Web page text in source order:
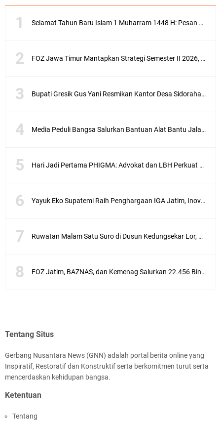
Selamat Tahun Baru Islam 1 Muharram 1448 H: Pesan Hijrah Drs. H. Husnul Aqib, M.M. untuk Negeri
FOZ Jawa Timur Mantapkan Strategi Semester II 2026, Fokus pada Penguatan SDM Amil dan Kolaborasi BerdampakNarasi
Bupati Gresik Gus Yani Resmikan Kantor Desa Sidoraharjo: Simbol Komitmen Pelayanan Publik dan Kepedulian Sosial
Media Peduli Bangsa Salurkan Bantuan Alat Bantu Jalan untuk Lansia
Hari Jadi Pertama PHIGMA: Advokat dan LBH Perkuat Soliditas di Jakarta
Yayuk Eko Supatemi Raih Penghargaan IGA Jatim, Inovasi Wayang Kulit untuk Anak Berkebutuhan Khusus
Ruwatan Malam Satu Suro di Dusun Kedungsekar Lor, Tradisi Luhur yang Terus Istiqomah
FOZ Jatim, BAZNAS, dan Kemenag Salurkan 22.456 Bingkisan Lebaran Yatim Serentak di Berbagai Daerah di Jawa Timur
Tentang Situs
Gerbang Nusantara News (GNN) adalah portal berita online yang
Inspiratif, Restoratif dan Konstruktif serta berkomitmen turut serta
mencerdaskan kehidupan bangsa.
Ketentuan
Tentang